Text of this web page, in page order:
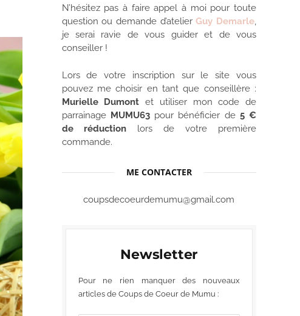
N’hésitez pas à faire appel à moi pour toute
question ou demande d’atelierGuy Demarle,
je serai ravie de vous guider et de vous
conseiller !
Lors de votre inscription sur le site vous
pouvez me choisir en tant que conseillère :
Murielle Dumont et utiliser mon code de
parrainage MUMU63pour bénéficier de 5 €
de réduction lors de votre première
commande.
ME CONTACTER
coupsdecoeurdemumu@gmail.com
Newsletter
Pour ne rien manquer des nouveaux
articles de Coups de Coeur de Mumu :